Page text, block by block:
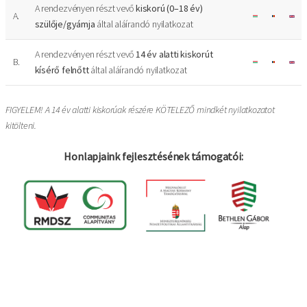
A.
A rendezvényen részt vevőkiskorú (0–18 év)
szülője/gyámja által aláírandó nyilatkozat
B.
A rendezvényen részt vevő14 év alatti kiskorút
kísérő felnőttáltal aláírandó nyilatkozat
FIGYELEM! A 14 év alatti kiskorúak részére KÖTELEZŐ mindkét nyilatkozatot
kitölteni.
Honlapjaink fejlesztésének támogatói: